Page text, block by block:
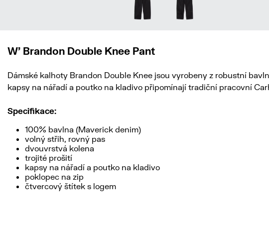
W' Brandon Double Knee Pant
Dámské kalhoty Brandon Double Knee jsou vyrobeny z robustní
kapsy na nářadí a poutko na kladivo připomínají tradiční pracovní
Specifikace:
100% bavlna (Maverick denim)
volný střih, rovný pas
dvouvrstvá kolena
trojité prošití
kapsy na nářadí a poutko na kladivo
poklopec na zip
čtvercový štítek s logem